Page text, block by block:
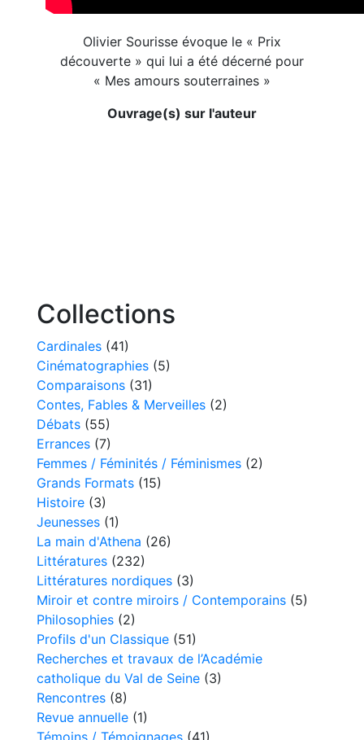
Olivier Sourisse évoque le « Prix
découverte » qui lui a été décerné pour
« Mes amours souterraines »
Ouvrage(s) sur l'auteur
Collections
Cardinales(41)
Cinématographies(5)
Comparaisons(31)
Contes, Fables & Merveilles(2)
Débats(55)
Errances(7)
Femmes / Féminités / Féminismes(2)
Grands Formats(15)
Histoire(3)
Jeunesses(1)
La main d'Athena (26)
Littératures(232)
Littératures nordiques(3)
Miroir et contre miroirs / Contemporains(5)
Philosophies(2)
Profils d'un Classique(51)
Recherches et travaux de l’Académie
catholique du Val de Seine(3)
Rencontres(8)
Revue annuelle(1)